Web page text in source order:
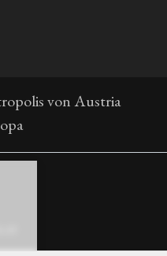
von Austria